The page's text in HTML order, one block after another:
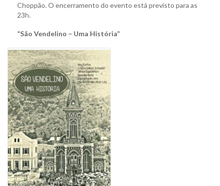
Choppão. O encerramento do evento está previsto para as
23h.
“São Vendelino – Uma História”